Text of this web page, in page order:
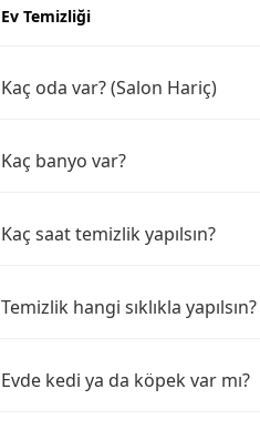
Ev Temizliği
Kaç oda var? (Salon Hariç)
Kaç banyo var?
Kaç saat temizlik yapılsın?
Temizlik hangi sıklıkla yapılsın?
Evde kedi ya da köpek var mı?